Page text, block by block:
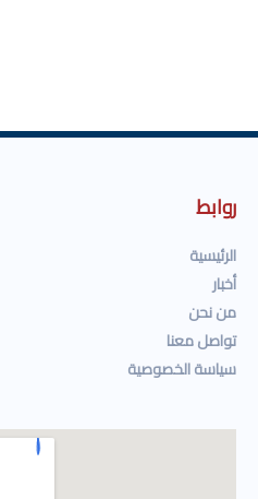
روابط
الرئيسية
أخبار
من نحن
تواصل معنا
سياسة الخصوصية